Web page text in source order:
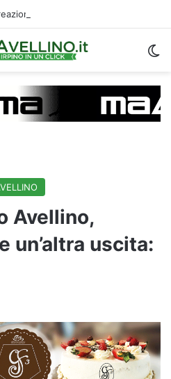
Avellino,
un’altra uscita: